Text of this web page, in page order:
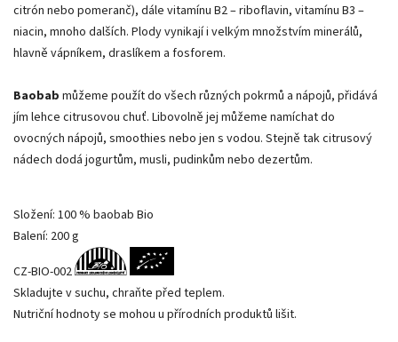
citrón nebo pomeranč), dále vitamínu B2 – riboflavin, vitamínu B3 –
niacin, mnoho dalších. Plody vynikají i velkým množstvím minerálů,
hlavně vápníkem, draslíkem a fosforem.
Baobab můžeme použít do všech různých pokrmů a nápojů, přidává
jím lehce citrusovou chuť. Libovolně jej můžeme namíchat do
ovocných nápojů, smoothies nebo jen s vodou. Stejně tak citrusový
nádech dodá jogurtům, musli, pudinkům nebo dezertům.
Složení: 100 % baobab Bio
Balení: 200 g
CZ-BIO-002
Skladujte v suchu, chraňte před teplem.
Nutriční hodnoty se mohou u přírodních produktů lišit.